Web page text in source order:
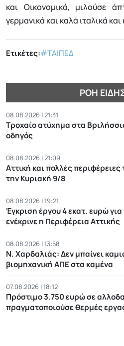
και Οικονομικά, μιλούσε
γερμανικά και καλά ιταλικά και
Ετικέτες:#ΤΑΙΠΕΔ
ΡΟΉ
08.08.2026 | 21:31
Τροχαίο ατύχημα στα
οδηγός
08.08.2026 | 21:09
Αττική και πολλές
την Κυριακή 9/8
08.08.2026 | 19:21
Έγκριση έργου 4 εκατ. ευρώ
ενέκρινε η Περιφέρεια Αττικής
08.08.2026 | 13:58
Ν. Χαρδαλιάς: Δεν μπαίνει
βιομηχανική ΑΠΕ στα καμένα
07.08.2026 | 18:12
Πρόστιμο 3.750 ευρώ σε
πραγματοποιούσε θερμές